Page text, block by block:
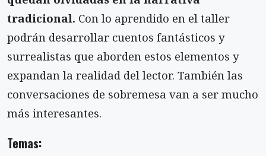
tradicional. Con lo aprendido en el taller
podrán desarrollar cuentos fantásticos y
surrealistas que aborden estos elementos y
expandan la realidad del lector. También las
conversaciones de sobremesa van a ser mucho
más interesantes.
Temas: